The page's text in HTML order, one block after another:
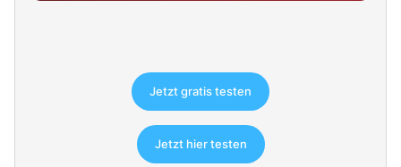
Jetzt gratis testen
Jetzt hier testen